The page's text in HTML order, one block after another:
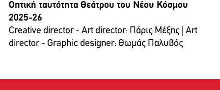
Οπτική ταυτότητα Θεάτρου του Νέου Κόσμου
2025-26
Creative director - Art director: Πάρις Μέξης | Art
director - Graphic designer: Θωμάς Παλυβός